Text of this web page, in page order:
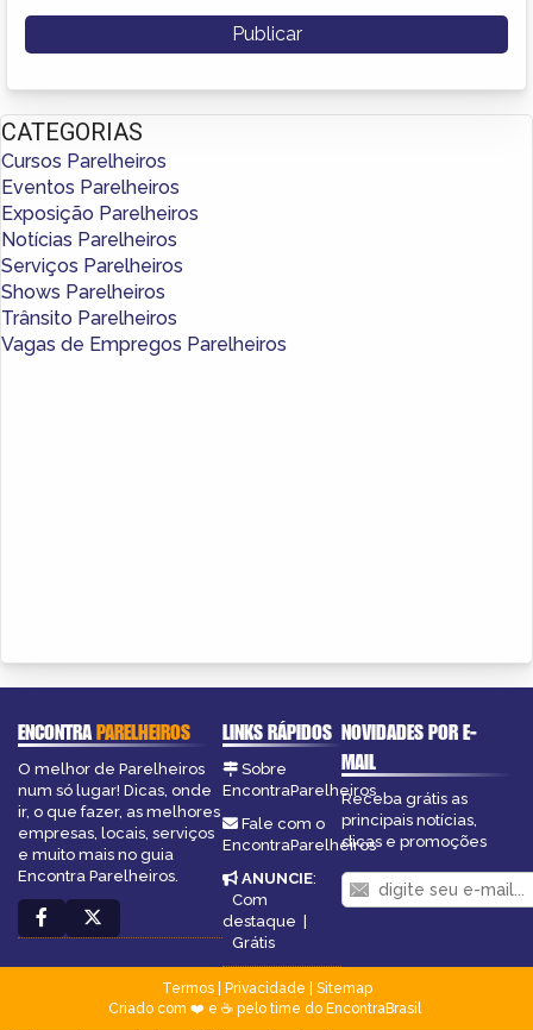
CATEGORIAS
Cursos Parelheiros
Eventos Parelheiros
Exposição Parelheiros
Notícias Parelheiros
Serviços Parelheiros
Shows Parelheiros
Trânsito Parelheiros
Vagas de Empregos Parelheiros
ENCONTRAPARELHEIROS
O melhor de Parelheiros
num só lugar! Dicas, onde
ir, o que fazer, as melhores
empresas, locais, serviços
e muito mais no guia
Encontra Parelheiros.
LINKS RÁPIDOS
Sobre
EncontraParelheiros
Fale com o
EncontraParelheiros
ANUNCIE:
Com
destaque
Grátis
NOVIDADES POR E-
MAIL
Receba grátis as
principais notícias,
dicas e promoções
Termos| Privacidade
Sitemap
Criado com ❤️ e ☕ pelo time do EncontraBrasil